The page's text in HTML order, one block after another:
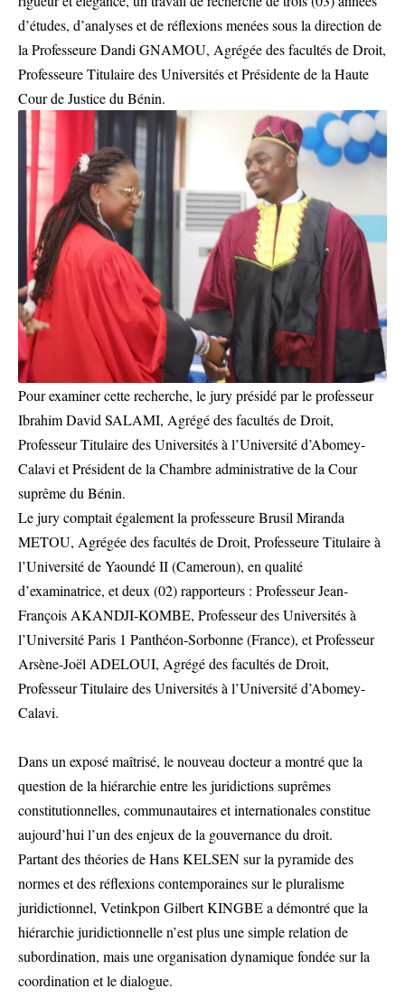
d’études, d’analyses et de réflexions menées sous la direction de
la Professeure Dandi GNAMOU, Agrégée des facultés de Droit,
Professeure Titulaire des Universités et Présidente de la Haute
Cour de Justice du Bénin.
Pour examiner cette recherche, le jury présidé par le professeur
Ibrahim David SALAMI, Agrégé des facultés de Droit,
Professeur Titulaire des Universités à l’Université d’Abomey-
Calavi et Président de la Chambre administrative de la Cour
suprême du Bénin.
Le jury comptait également la professeure Brusil Miranda
METOU, Agrégée des facultés de Droit, Professeure Titulaire à
l’Université de Yaoundé II (Cameroun), en qualité
d’examinatrice, et deux (02) rapporteurs : Professeur Jean-
François AKANDJI-KOMBE, Professeur des Universités à
l’Université Paris 1 Panthéon-Sorbonne (France), et Professeur
Arsène-Joël ADELOUI, Agrégé des facultés de Droit,
Professeur Titulaire des Universités à l’Université d’Abomey-
Calavi.
Dans un exposé maîtrisé, le nouveau docteur a montré que la
question de la hiérarchie entre les juridictions suprêmes
constitutionnelles, communautaires et internationales constitue
aujourd’hui l’un des enjeux de la gouvernance du droit.
Partant des théories de Hans KELSEN sur la pyramide des
normes et des réflexions contemporaines sur le pluralisme
juridictionnel, Vetinkpon Gilbert KINGBE a démontré que la
hiérarchie juridictionnelle n’est plus une simple relation de
subordination, mais une organisation dynamique fondée sur la
coordination et le dialogue.